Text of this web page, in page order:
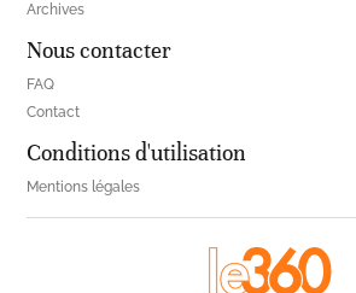
Archives
Nous contacter
FAQ
Contact
Conditions d'utilisation
Mentions légales